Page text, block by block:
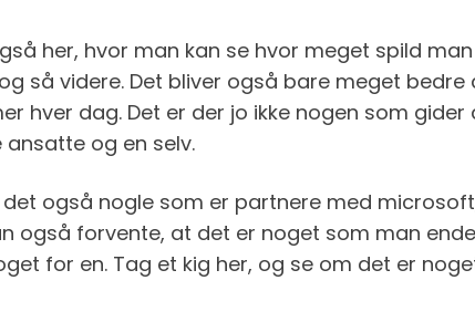
her, hvor man kan se hvor meget spild
så videre. Det bliver også bare meget
hver dag. Det er der jo ikke nogen som
og en selv.
også nogle som er partnere med
også forvente, at det er noget som man
for en. Tag et kig her, og se om det er